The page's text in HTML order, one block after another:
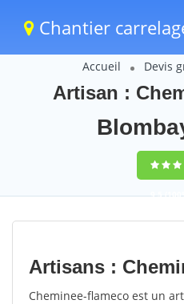
Chantier
Accueil Devis
Artisan :
9,5
Artisans :
Cheminee-flameco est un